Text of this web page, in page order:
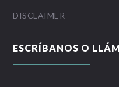
DISCLAIMER
ESCRÍBANOS O